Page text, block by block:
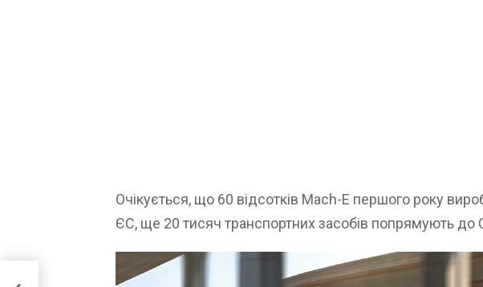
Очікується, що 60 відсотків Mach-E першого року
ЄС, ще 20 тисяч транспортних засобів попрямують